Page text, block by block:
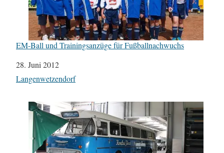
EM-Ball und Trainingsanzüge für Fußballnachwuchs
Datum
28. Juni 2012
In Bezug auf
Langenwetzendorf